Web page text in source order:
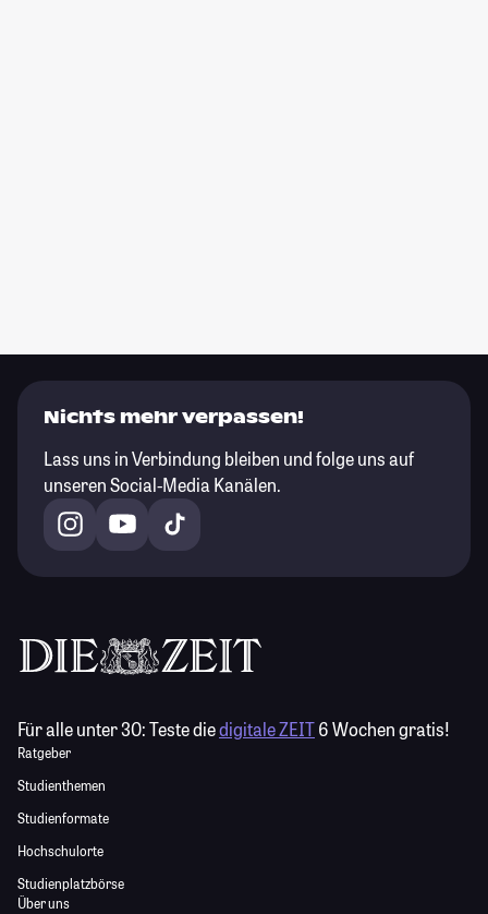
Nichts mehr verpassen!
Lass uns in Verbindung bleiben und folge uns auf
unseren Social-Media Kanälen.
Für alle unter 30:Teste diedigitale ZEIT6 Wochen gratis!
Ratgeber
Studienthemen
Studienformate
Hochschulorte
Studienplatzbörse
Über uns